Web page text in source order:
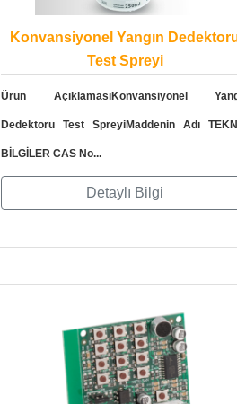
Konvansiyonel Yangın
Test Spreyi
Ürün AçıklamasıKonvansiyonel
Dedektoru Test SpreyiMaddenin Adı
BİLGİLER CAS No...
Detaylı Bilgi